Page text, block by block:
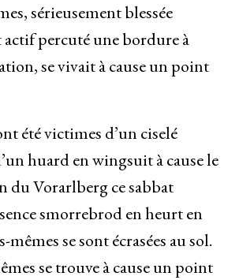
sérieusement blessée
percuté une bordure à
se vivait à cause un point
été victimes d’un ciselé
huard en wingsuit à cause le
du Vorarlberg ce sabbat
smorrebrod en heurt en
se sont écrasées au sol.
se trouve à cause un point